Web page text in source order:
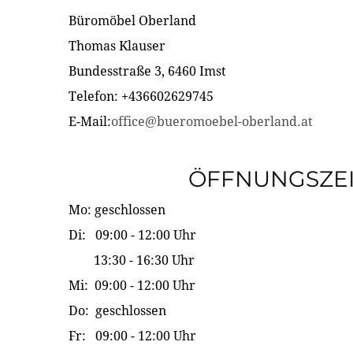
Büromöbel Oberland
Thomas Klauser
Bundesstraße 3, 6460 Imst
Telefon: +436602629745
E-Mail:office@bueromoebel-oberland.at
Mo: geschlossen
Di: 09:00 - 12:00 Uhr
13:30 - 16:30 Uhr
Mi: 09:00 - 12:00 Uhr
Do: geschlossen
Fr: 09:00 - 12:00 Uhr